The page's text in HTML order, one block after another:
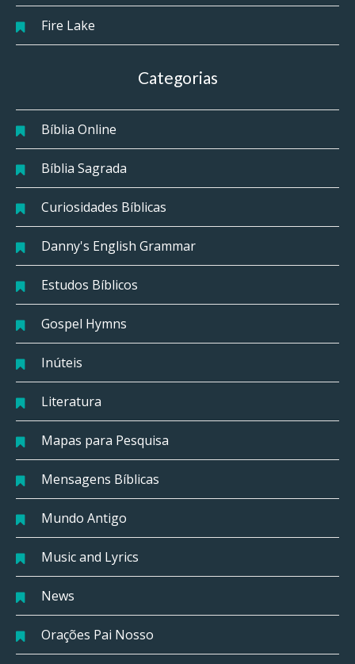
Fire Lake
Categorias
Bíblia Online
Bíblia Sagrada
Curiosidades Bíblicas
Danny's English Grammar
Estudos Bíblicos
Gospel Hymns
Inúteis
Literatura
Mapas para Pesquisa
Mensagens Bíblicas
Mundo Antigo
Music and Lyrics
News
Orações Pai Nosso